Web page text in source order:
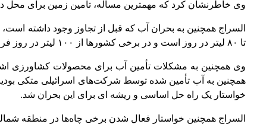
وی خاطرنشان کرد که مهمترین مساله، تأمین زمین برای محل‌
تا ۸۰ لیتر در روز است و در برخی کشورها از ۱۰۰ لیتر در روز فراتر می‌رود.
وی همچنین به مشکلات تأمین آب برای محصولات کشاورزی
همچنین به آب تأمین شده توسط شرکت‌های اسرائیلی متکی
خواستار یک راه حل اساسی و ریشه ای برای این بحران شد.
السراج همچنین خواستار فعال شدن برخی چاه‌ها در منطقه